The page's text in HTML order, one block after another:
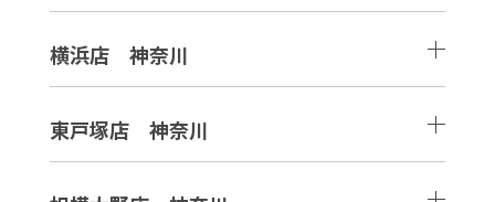
横浜店 神奈川
東戸塚店 神奈川